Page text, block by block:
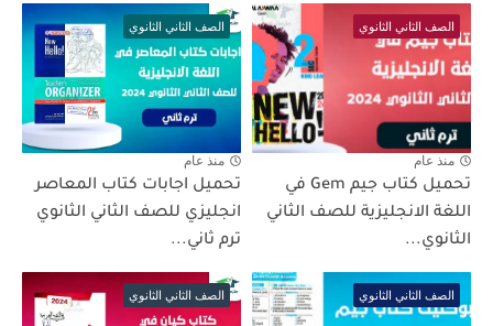
الصف الثاني الثانوي
منذ عام
تحميل كتاب جيم Gem في
اللغة الانجليزية للصف الثاني
الثانوي...
الصف الثاني الثانوي
منذ عام
تحميل اجابات كتاب المعاصر
انجليزي للصف الثاني الثانوي
ترم ثاني...
الصف الثاني الثانوي الصف الثاني الثانوي